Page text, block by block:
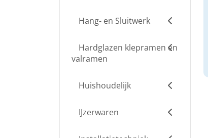
Hang- en Sluitwerk
Hardglazen klepramen en
valramen
Huishoudelijk
IJzerwaren